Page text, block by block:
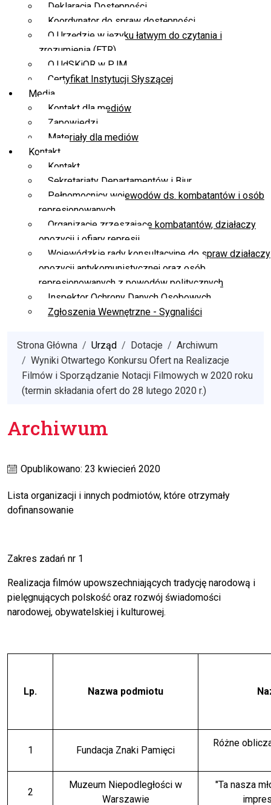
Deklaracja Dostępności
Koordynator do spraw dostępności
O Urzędzie w języku łatwym do czytania i
zrozumienia (ETR)
O UdSKiOR w PJM
Certyfikat Instytucji Słyszącej
Media
Kontakt dla mediów
Zapowiedzi
Materiały dla mediów
Kontakt
Kontakt
Sekretariaty Departamentów i Biur
Pełnomocnicy wojewodów ds. kombatantów i osób
represjonowanych
Organizacje zrzeszające kombatantów, działaczy
opozycji i ofiary represji
Wojewódzkie rady konsultacyjne do spraw działaczy
opozycji antykomunistycznej oraz osób
represjonowanych z powodów politycznych
Inspektor Ochrony Danych Osobowych
Zgłoszenia Wewnętrzne - Sygnaliści
Strona Główna Urząd Dotacje
Archiwum
Wyniki Otwartego Konkursu Ofert na Realizacje
Filmów i Sporządzanie Notacji Filmowych w 2020 roku
(termin składania ofert do 28 lutego 2020 r.)
Archiwum
Opublikowano: 23 kwiecień 2020
Lista organizacji i innych podmiotów, które otrzymały
dofinansowanie
Zakres zadań nr 1
Realizacja filmów upowszechniających tradycję narodową i
pielęgnujących polskość oraz rozwój świadomości
narodowej, obywatelskiej i kulturowej.
Lp. Nazwa podmiotu
1 Fundacja Znaki Pamięci
Różne
2
Muzeum Niepodległości w
Warszawie
"Ta nasza